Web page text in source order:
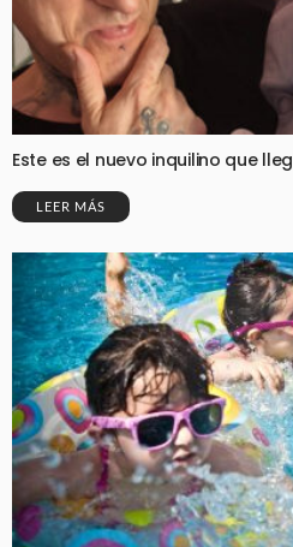
Este es el nuevo inquilino que
LEER MÁS